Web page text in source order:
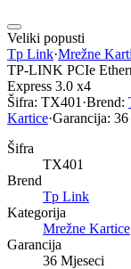
Veliki popusti
Tp Link·Mrežne
TP-LINK PCIe
Express 3.0 x4
Šifra: TX401 ·Brend:
Kartice·Garancija: 36
Šifra
TX401
Brend
Tp Link
Kategorija
Mrežne Kartice
Garancija
36 Mjeseci